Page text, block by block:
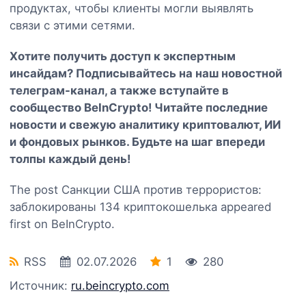
продуктах, чтобы клиенты могли выявлять
связи с этими сетями.
Хотите получить доступ к экспертным
инсайдам? Подписывайтесь на наш новостной
телеграм-канал, а также вступайте в
сообщество BeInCrypto! Читайте последние
новости и свежую аналитику криптовалют, ИИ
и фондовых рынков. Будьте на шаг впереди
толпы каждый день!
The post Санкции США против террористов:
заблокированы 134 криптокошелька appeared
first on BeInCrypto.
RSS 02.07.2026 1
280
Источник: ru.beincrypto.com